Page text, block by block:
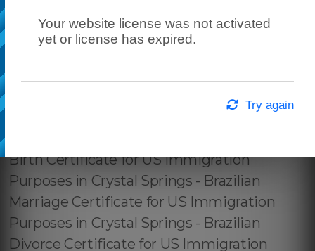
Your website license was not activated
yet or license has expired.
Try again